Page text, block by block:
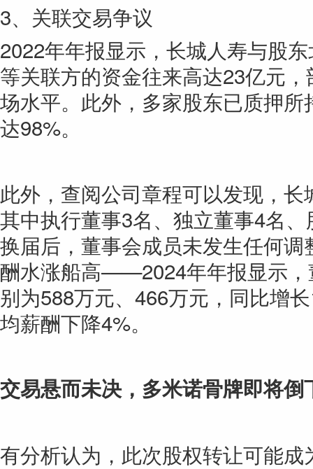
3、关联交易争议
2022年年报显示，长城人寿与股
等关联方的资金往来高达23亿元
场水平。此外，多家股东已质押
达98%。
此外，查阅公司章程可以发现，
其中执行董事3名、独立董事4名
换届后，董事会成员未发生任何
酬水涨船高——2024年年报显示，
别为588万元、466万元，同比增
均薪酬下降4%。
交易悬而未决，多米诺骨牌即将倒
有分析认为，此次股权转让可能成